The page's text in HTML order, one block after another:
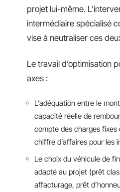
projet lui-même.
intermédiaire spécialisé
vise à neutraliser ces
Le travail d’optimisation
axes :
L’adéquation entre le
capacité réelle de
compte des charges fixes
chiffre d’affaires pour les
Le choix du véhicule de
adapté au projet (prêt
affacturage, prêt